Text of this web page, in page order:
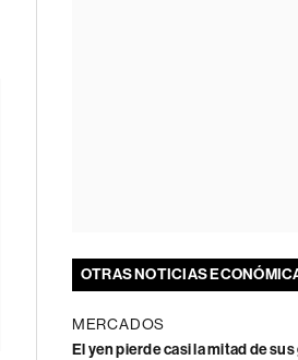
OTRAS NOTICIAS
MERCADOS
El yen pierde casi la mitad de